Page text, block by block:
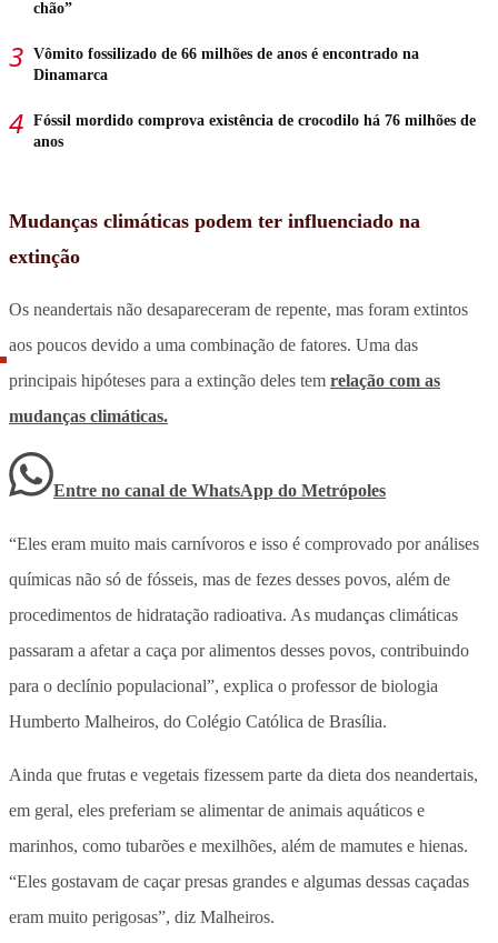
chão”
Vômito fossilizado de 66 milhões de anos é encontrado na
Dinamarca
Fóssil mordido comprova existência de crocodilo há 76 milhões de
anos
Mudanças climáticas podem ter influenciado na
extinção
Os neandertais não desapareceram de repente, mas foram extintos
aos poucos devido a uma combinação de fatores. Uma das
principais hipóteses para a extinção deles tem relação com as
mudanças climáticas.
Entre no canal de WhatsApp do Metrópoles
“Eles eram muito mais carnívoros e isso é comprovado por análises
químicas não só de fósseis, mas de fezes desses povos, além de
procedimentos de hidratação radioativa. As mudanças climáticas
passaram a afetar a caça por alimentos desses povos, contribuindo
para o declínio populacional”, explica o professor de biologia
Humberto Malheiros, do Colégio Católica de Brasília.
Ainda que frutas e vegetais fizessem parte da dieta dos neandertais,
em geral, eles preferiam se alimentar de animais aquáticos e
marinhos, como tubarões e mexilhões, além de mamutes e hienas.
“Eles gostavam de caçar presas grandes e algumas dessas caçadas
eram muito perigosas”, diz Malheiros.